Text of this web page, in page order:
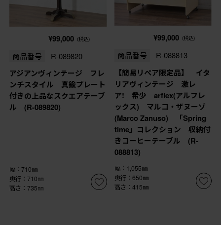
¥99,000 (税込)
商品番号 R-089820
アジアンヴィンテージ フレ
ンチスタイル 真鍮プレート
付きの上品なスクエアテーブ
ル (R-089820)
幅：710㎜
奥行：710㎜
高さ：735㎜
¥99,000 (税込)
商品番号 R-088813
【簡易リペア限定品】 イタ
リアヴィンテージ 激レ
ア! 希少 arflex(アルフレ
ックス) マルコ・ザヌーゾ
(Marco Zanuso) 「Spring
time」コレクション 収納付
きコーヒーテーブル (R-
088813)
幅：1,055㎜
奥行：650㎜
高さ：415㎜